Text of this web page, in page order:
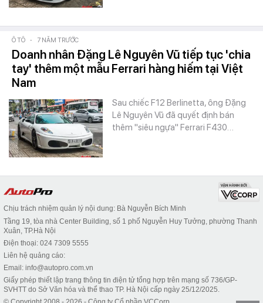
Ô TÔ - 7 NĂM TRƯỚC
Doanh nhân Đặng Lê Nguyên Vũ tiếp tục 'chia
tay' thêm một mẫu Ferrari hàng hiếm tại Việt
Nam
Sau chiếc F12 Berlinetta, ông Đặng
Lê Nguyên Vũ đã quyết định bán
thêm "siêu ngựa" Ferrari F430…
Chịu trách nhiệm quản lý nội dung: Bà Nguyễn Bích Minh
Tầng 19, tòa nhà Center Building, số 1 phố Nguyễn Huy Tưởng, phường Thanh
Xuân, TP.Hà Nội
Điện thoại: 024 7309 5555
Liên hệ quảng cáo:
Email: info@autopro.com.vn
Giấy phép thiết lập trang thông tin điện tử tổng hợp trên mạng số 736/GP-
SVHTT do Sở Văn hóa và thể thao TP. Hà Nội cấp ngày 25/12/2025.